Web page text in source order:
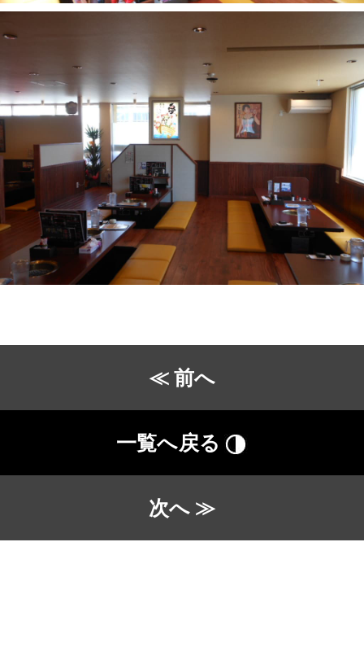
≪ 前へ
一覧へ戻る
次へ ≫